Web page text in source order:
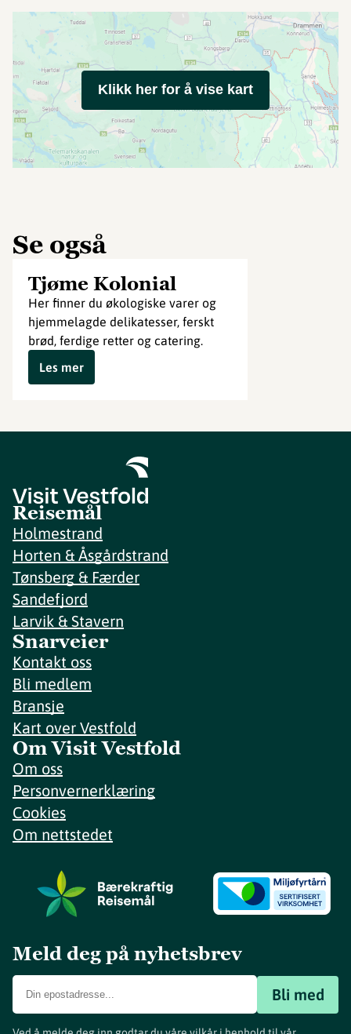
Klikk her for å vise kart
Se også
Tjøme Kolonial
Her finner du økologiske varer og
hjemmelagde delikatesser, ferskt
brød, ferdige retter og catering.
Les mer
Reisemål
Holmestrand
Horten & Åsgårdstrand
Tønsberg & Færder
Sandefjord
Larvik & Stavern
Snarveier
Kontakt oss
Bli medlem
Bransje
Kart over Vestfold
Om Visit Vestfold
Om oss
Personvernerklæring
Cookies
Om nettstedet
Meld deg på nyhetsbrev
Bli med